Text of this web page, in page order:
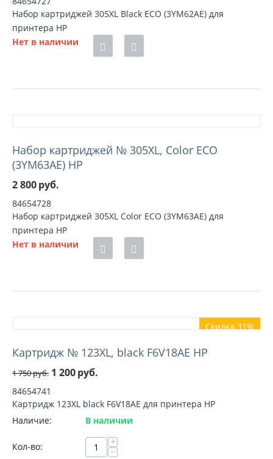
Набор картриджей 305XL Black ECO (3YM62AE) для
принтера HP
Нет в наличии
Набор картриджей № 305XL, Color ECO
(3YM63AE) HP
2 800руб.
84654728
Набор картриджей 305XL Color ECO (3YM63AE) для
принтера HP
Нет в наличии
Скидка 31%
Картридж № 123XL, black F6V18AE HP
1 750руб. 1 200руб.
84654741
Картридж 123XL black F6V18AE для принтера HP
Наличие:
В наличии
Кол-во: +
−